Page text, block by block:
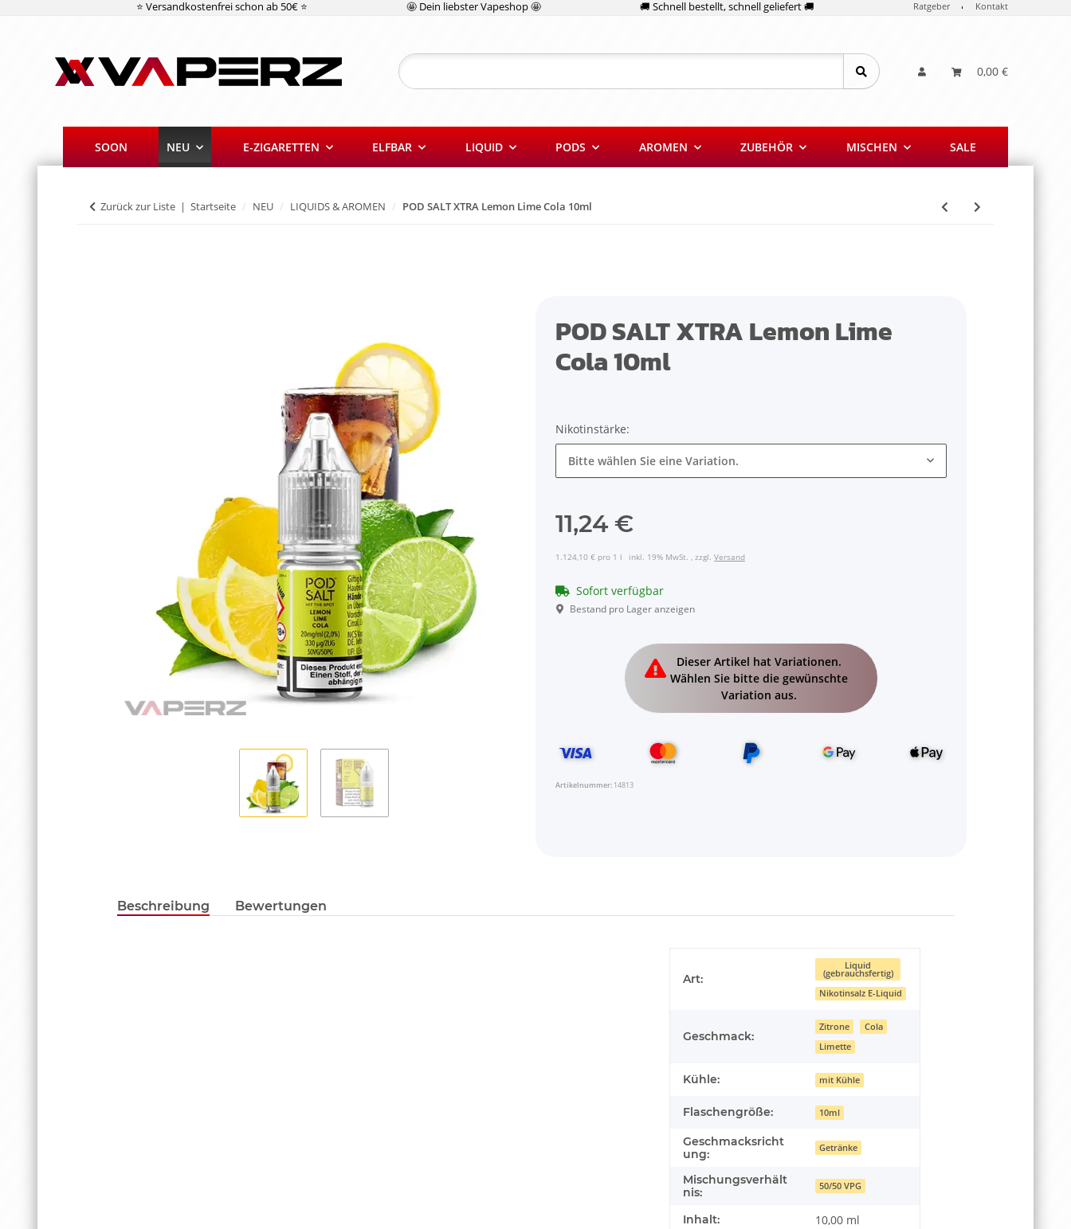
Ratgeber Kontakt
⭐ Versandkostenfrei schon ab 50€ ⭐ 🤩 Dein liebster Vapeshop 🤩 🚚 Schnell bestellt, schnell geliefert 🚚
0,00 €
SOON NEU E-ZIGARETTEN ELFBAR LIQUID PODS AROMEN ZUBEHÖR MISCHEN SALE
Zurück zur Liste Startseite NEU LIQUIDS & AROMEN POD SALT XTRA Lemon Lime Cola 10ml
POD SALT XTRA Lemon Lime
Cola 10ml
Nikotinstärke:
Bitte wählen Sie eine Variation.
11,24 €
1.124,10 € pro 1 l inkl. 19% MwSt. , zzgl. Versand
Sofort verfügbar
Bestand pro Lager anzeigen
x
Dieser Artikel hat Variationen.
Wählen Sie bitte die gewünschte
Variation aus.
Artikelnummer: 14813
Beschreibung Bewertungen
Art:
Liquid
(gebrauchsfertig)
Nikotinsalz E-Liquid
Geschmack:
Zitrone
Cola
Limette
Kühle: mit Kühle
Flaschengröße: 10ml
Geschmacksricht
ung:
Getränke
Mischungsverhält
nis:
50/50 VPG
Inhalt: 10,00 ml